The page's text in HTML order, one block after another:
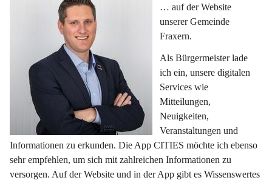
… auf der Website
unserer Gemeinde
Fraxern.
Als Bürgermeister lade
ich ein, unsere digitalen
Services wie
Mitteilungen,
Neuigkeiten,
Veranstaltungen und
Informationen zu erkunden. Die App CITIES möchte ich ebenso
sehr empfehlen, um sich mit zahlreichen Informationen zu
versorgen. Auf der Website und in der App gibt es Wissenswertes